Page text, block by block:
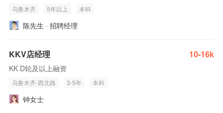
乌鲁木齐 5年以上 本科
陈先生 · 招聘经理
KKV店经理 10-16k
KK D轮及以上融资
乌鲁木齐-西北路 3-5年 本科
钟女士